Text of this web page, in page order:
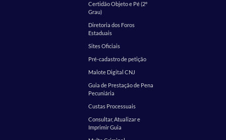
Certidão Objeto e Pé (2º
Grau)
Diretoria dos Foros
Estaduais
Sites Oficiais
Pré-cadastro de petição
Malote Digital CNJ
Guia de Prestação de Pena
Pecuniária
Custas Processuais
Consultar, Atualizar e
Imprimir Guia